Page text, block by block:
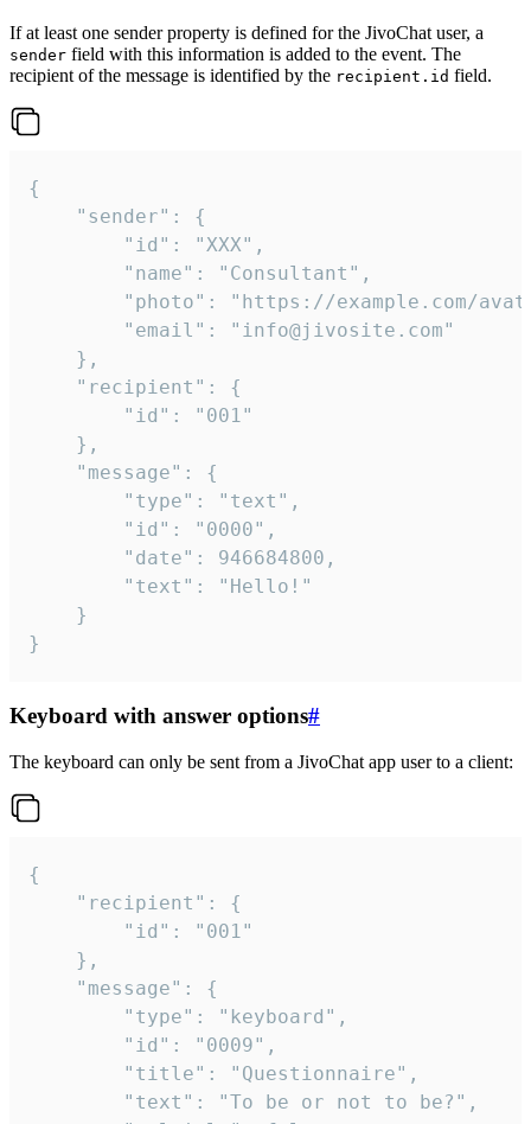
If at least one sender property is defined for the JivoChat user, a
sender field with this information is added to the event. The
recipient of the message is identified by the recipient.id field.
{
}
Keyboard with answer options#
The keyboard can only be sent from a JivoChat app user to a client:
{